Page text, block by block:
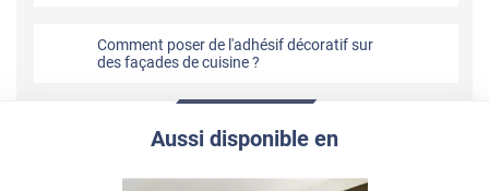
Comment poser de l'adhésif décoratif sur
des façades de cuisine ?
Aussi disponible en